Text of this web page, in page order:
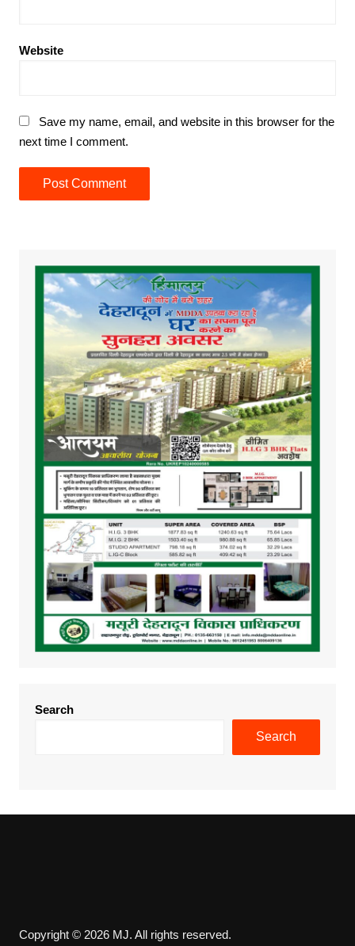
Website
Save my name, email, and website in this browser for the
next time I comment.
Search
Search
Copyright © 2026 MJ. All rights reserved.